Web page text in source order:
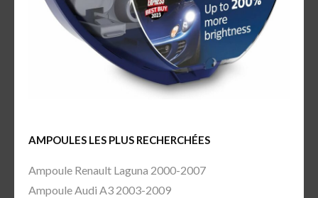
AMPOULES LES PLUS RECHERCHÉES
Ampoule Renault Laguna 2000-2007
Ampoule Audi A3 2003-2009